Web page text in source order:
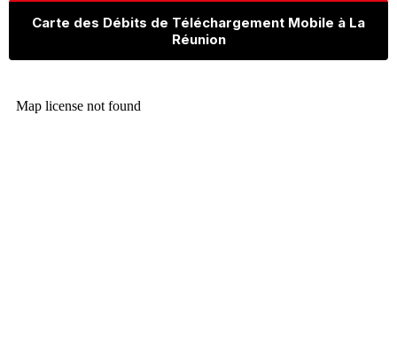
Carte des Débits de Téléchargement Mobile à La
Réunion